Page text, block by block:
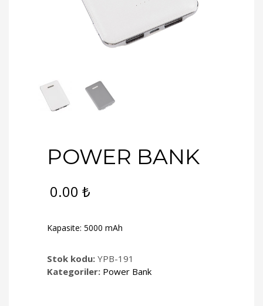
POWER BANK
0.00 ₺
Kapasite: 5000 mAh
Stok kodu: YPB-191
Kategoriler: Power Bank